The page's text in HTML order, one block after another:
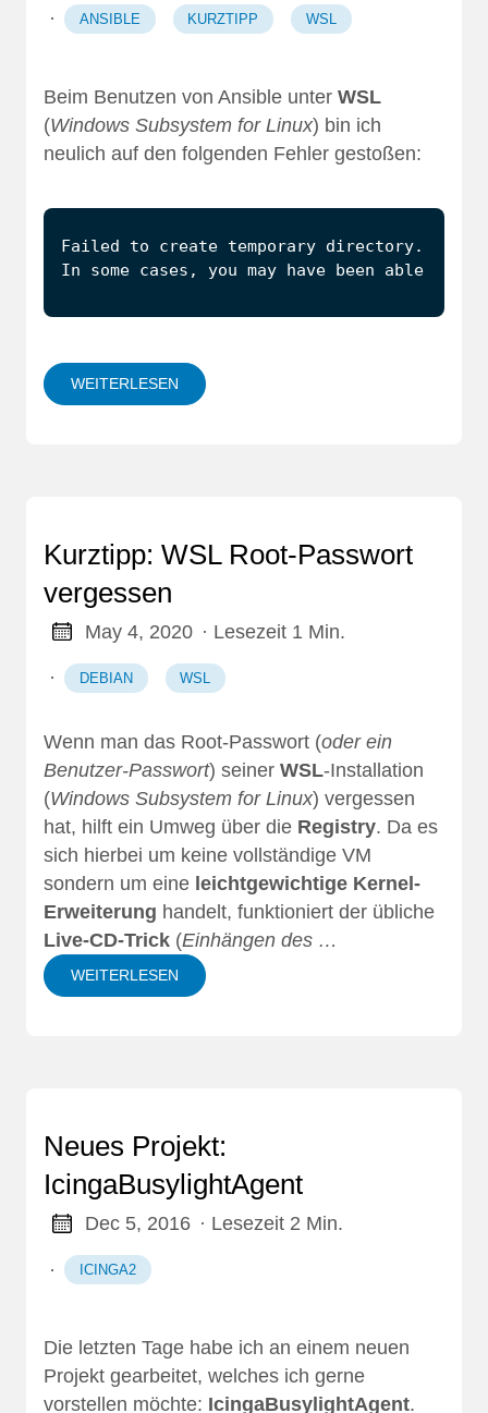
· ANSIBLE KURZTIPP WSL
Beim Benutzen von Ansible unter WSL
(Windows Subsystem for Linux) bin ich
neulich auf den folgenden Fehler gestoßen:
In some cases, you may have been able
WEITERLESEN
Kurztipp: WSL Root-Passwort
vergessen
May 4, 2020 · Lesezeit 1 Min.
· DEBIAN WSL
Wenn man das Root-Passwort (oder ein
Benutzer-Passwort) seiner WSL-Installation
(Windows Subsystem for Linux) vergessen
hat, hilft ein Umweg über die Registry. Da es
sich hierbei um keine vollständige VM
sondern um eine leichtgewichtige Kernel-
Erweiterung handelt, funktioniert der übliche
Live-CD-Trick (Einhängen des …
WEITERLESEN
Neues Projekt:
IcingaBusylightAgent
Dec 5, 2016 · Lesezeit 2 Min.
· ICINGA2
Die letzten Tage habe ich an einem neuen
Projekt gearbeitet, welches ich gerne
vorstellen möchte: IcingaBusylightAgent.